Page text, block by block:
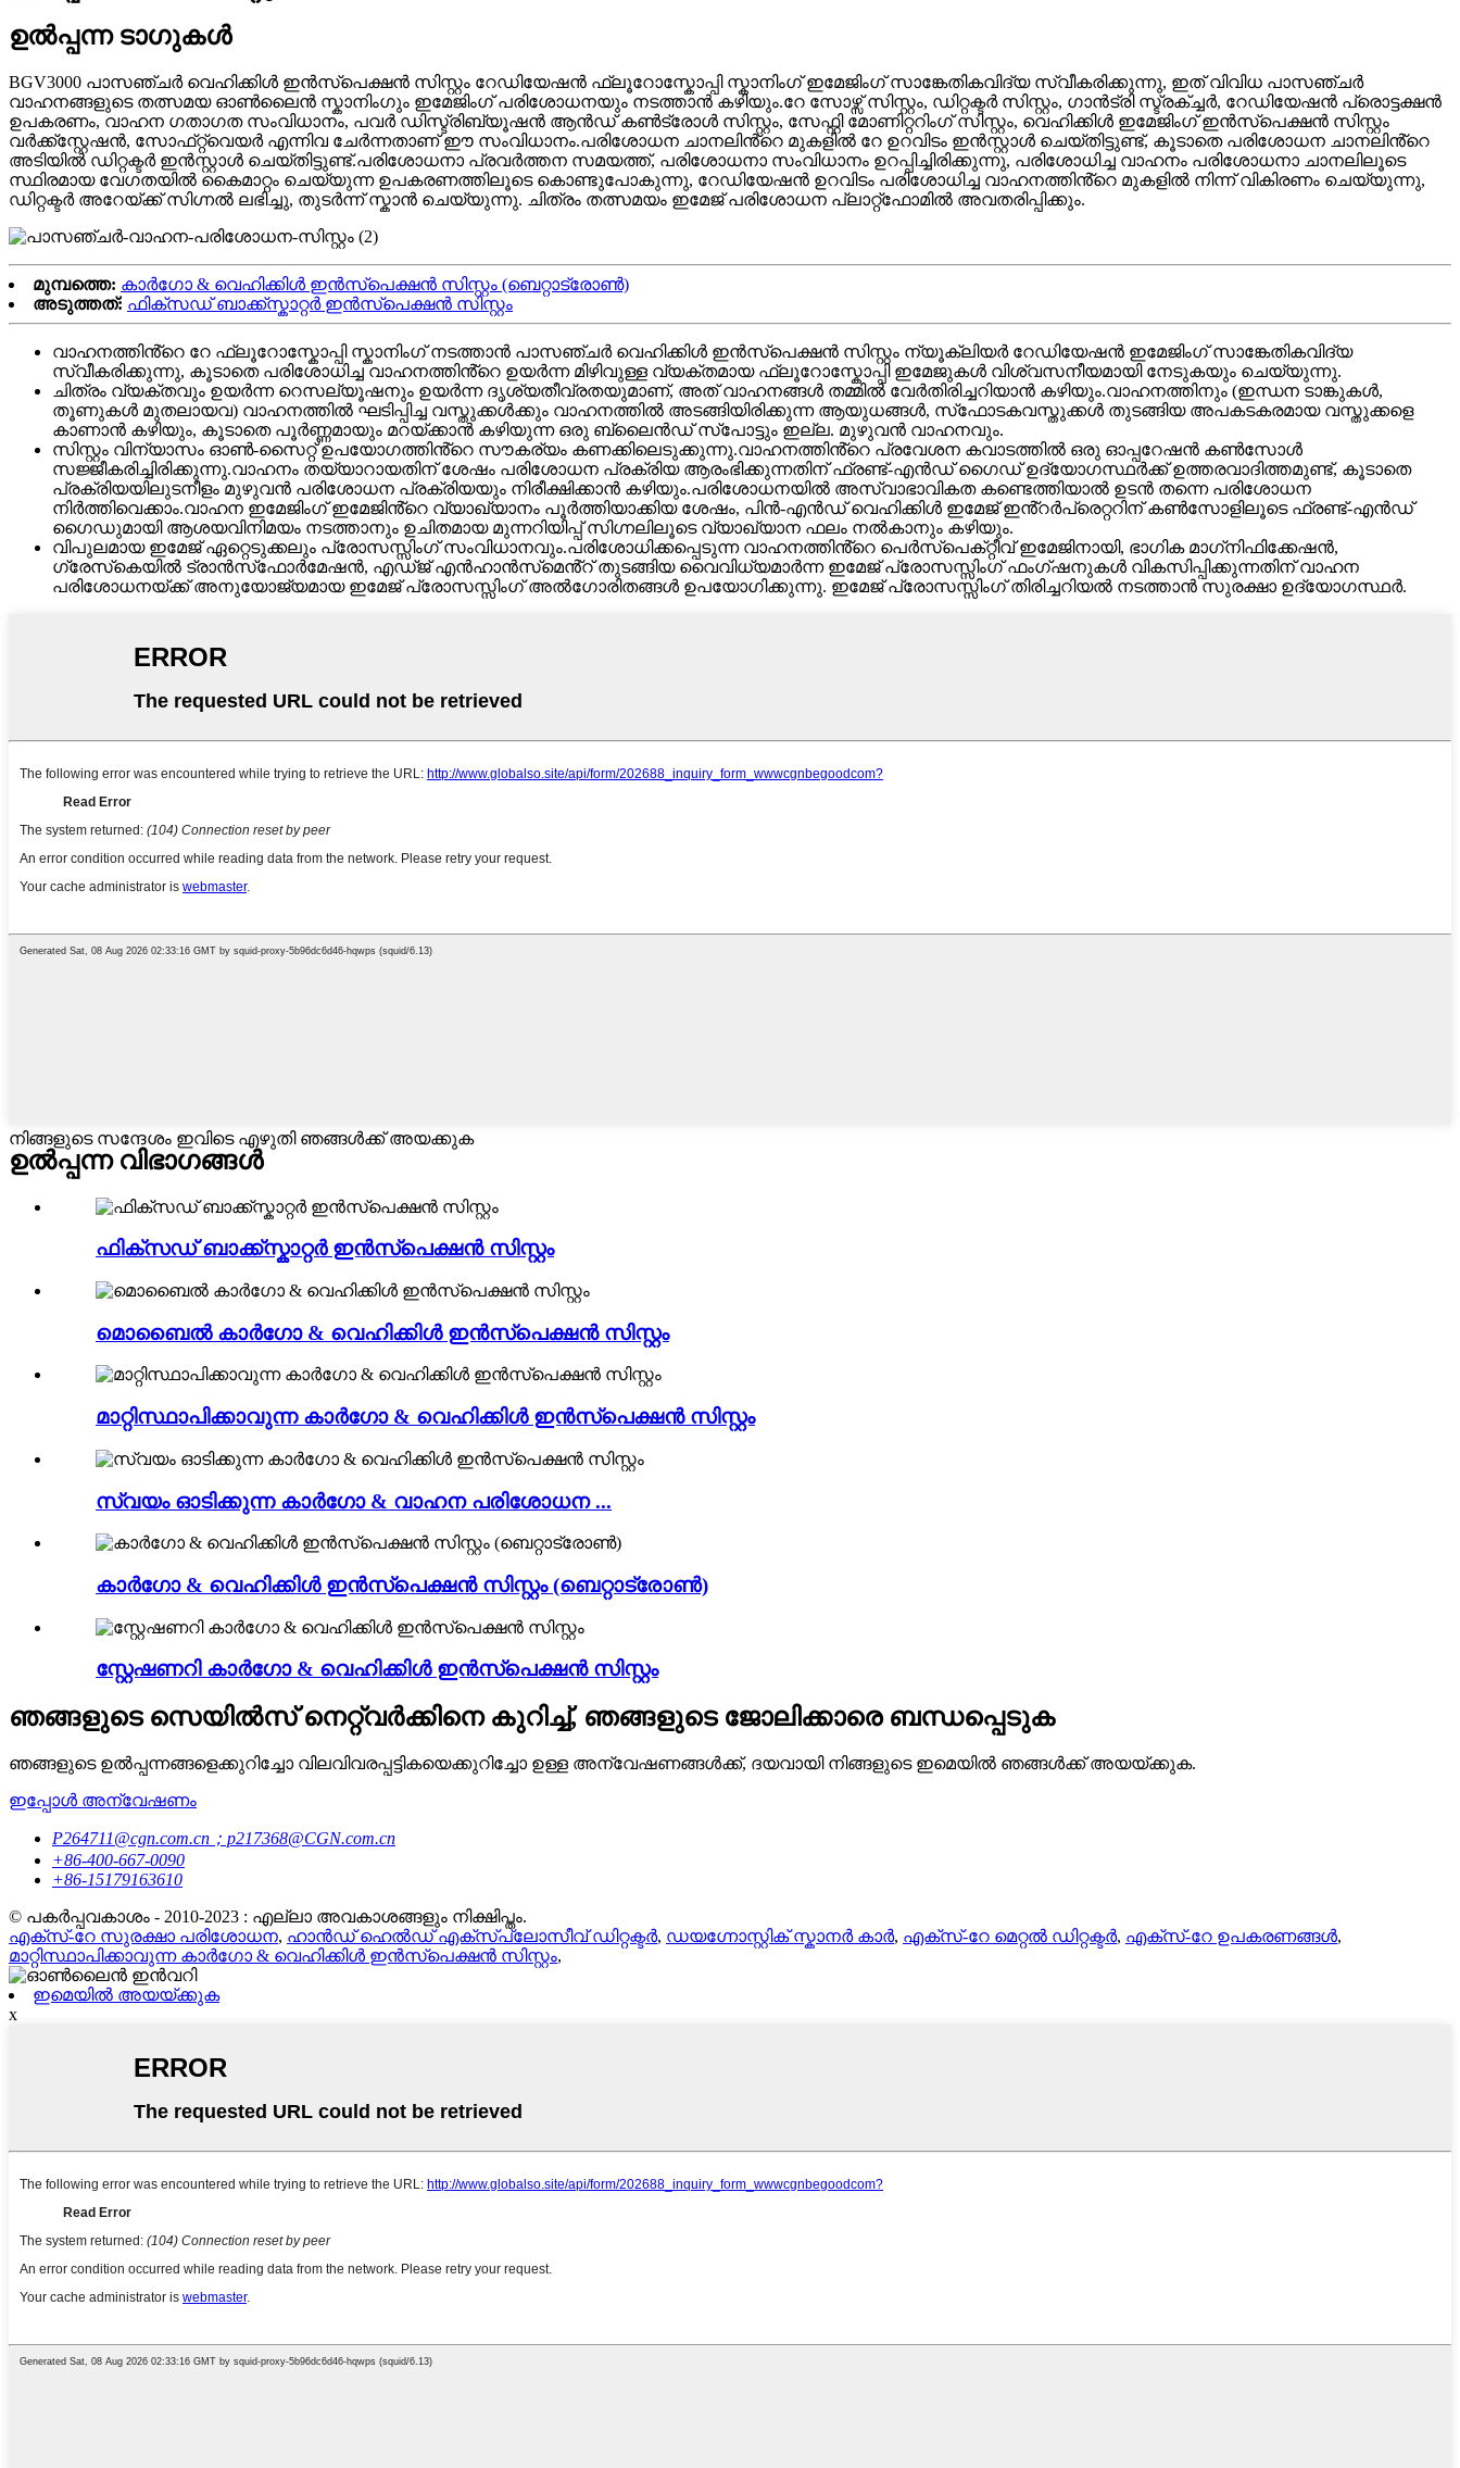
ഉൽപ്പന്ന ടാഗുകൾ
BGV3000 പാസഞ്ചർ വെഹിക്കിൾ ഇൻസ്പെക്ഷൻ സിസ്റ്റം റേഡിയേഷൻ ഫ്ലൂറോസ്കോപ്പി സ്കാനിംഗ് ഇമേജിംഗ് സാങ്കേതികവിദ്യ സ്വീകരിക്കുന്നു, ഇത് വിവിധ പാസഞ്ചർ
വാഹനങ്ങളുടെ തത്സമയ ഓൺലൈൻ സ്കാനിംഗും ഇമേജിംഗ് പരിശോധനയും നടത്താൻ കഴിയും.റേ സോഴ്സ് സിസ്റ്റം, ഡിറ്റക്ടർ സിസ്റ്റം, ഗാൻട്രി സ്ട്രക്ച്ചർ, റേഡിയേഷൻ പ്രൊട്ടക്ഷൻ
ഉപകരണം, വാഹന ഗതാഗത സംവിധാനം, പവർ ഡിസ്ട്രിബ്യൂഷൻ ആൻഡ് കൺട്രോൾ സിസ്റ്റം, സേഫ്റ്റി മോണിറ്ററിംഗ് സിസ്റ്റം, വെഹിക്കിൾ ഇമേജിംഗ് ഇൻസ്പെക്ഷൻ സിസ്റ്റം
വർക്ക്സ്റ്റേഷൻ, സോഫ്‌റ്റ്‌വെയർ എന്നിവ ചേർന്നതാണ് ഈ സംവിധാനം.പരിശോധന ചാനലിൻ്റെ മുകളിൽ റേ ഉറവിടം ഇൻസ്റ്റാൾ ചെയ്തിട്ടുണ്ട്, കൂടാതെ പരിശോധന ചാനലിൻ്റെ
അടിയിൽ ഡിറ്റക്ടർ ഇൻസ്റ്റാൾ ചെയ്തിട്ടുണ്ട്.പരിശോധനാ പ്രവർത്തന സമയത്ത്, പരിശോധനാ സംവിധാനം ഉറപ്പിച്ചിരിക്കുന്നു, പരിശോധിച്ച വാഹനം പരിശോധനാ ചാനലിലൂടെ
സ്ഥിരമായ വേഗതയിൽ കൈമാറ്റം ചെയ്യുന്ന ഉപകരണത്തിലൂടെ കൊണ്ടുപോകുന്നു, റേഡിയേഷൻ ഉറവിടം പരിശോധിച്ച വാഹനത്തിൻ്റെ മുകളിൽ നിന്ന് വികിരണം ചെയ്യുന്നു,
ഡിറ്റക്ടർ അറേയ്ക്ക് സിഗ്നൽ ലഭിച്ചു, തുടർന്ന് സ്കാൻ ചെയ്യുന്നു. ചിത്രം തത്സമയം ഇമേജ് പരിശോധന പ്ലാറ്റ്‌ഫോമിൽ അവതരിപ്പിക്കും.
മുമ്പത്തെ: കാർഗോ & വെഹിക്കിൾ ഇൻസ്പെക്ഷൻ സിസ്റ്റം (ബെറ്റാട്രോൺ)
അടുത്തത്: ഫിക്സഡ് ബാക്ക്സ്കാറ്റർ ഇൻസ്പെക്ഷൻ സിസ്റ്റം
വാഹനത്തിൻ്റെ റേ ഫ്ലൂറോസ്കോപ്പി സ്കാനിംഗ് നടത്താൻ പാസഞ്ചർ വെഹിക്കിൾ ഇൻസ്പെക്ഷൻ സിസ്റ്റം ന്യൂക്ലിയർ റേഡിയേഷൻ ഇമേജിംഗ് സാങ്കേതികവിദ്യ
സ്വീകരിക്കുന്നു, കൂടാതെ പരിശോധിച്ച വാഹനത്തിൻ്റെ ഉയർന്ന മിഴിവുള്ള വ്യക്തമായ ഫ്ലൂറോസ്കോപ്പി ഇമേജുകൾ വിശ്വസനീയമായി നേടുകയും ചെയ്യുന്നു.
ചിത്രം വ്യക്തവും ഉയർന്ന റെസല്യൂഷനും ഉയർന്ന ദൃശ്യതീവ്രതയുമാണ്, അത് വാഹനങ്ങൾ തമ്മിൽ വേർതിരിച്ചറിയാൻ കഴിയും.വാഹനത്തിനും (ഇന്ധന ടാങ്കുകൾ,
തൂണുകൾ മുതലായവ) വാഹനത്തിൽ ഘടിപ്പിച്ച വസ്തുക്കൾക്കും വാഹനത്തിൽ അടങ്ങിയിരിക്കുന്ന ആയുധങ്ങൾ, സ്‌ഫോടകവസ്തുക്കൾ തുടങ്ങിയ അപകടകരമായ വസ്തുക്കളെ
കാണാൻ കഴിയും, കൂടാതെ പൂർണ്ണമായും മറയ്ക്കാൻ കഴിയുന്ന ഒരു ബ്ലൈൻഡ് സ്പോട്ടും ഇല്ല. മുഴുവൻ വാഹനവും.
സിസ്റ്റം വിന്യാസം ഓൺ-സൈറ്റ് ഉപയോഗത്തിൻ്റെ സൗകര്യം കണക്കിലെടുക്കുന്നു.വാഹനത്തിൻ്റെ പ്രവേശന കവാടത്തിൽ ഒരു ഓപ്പറേഷൻ കൺസോൾ
സജ്ജീകരിച്ചിരിക്കുന്നു.വാഹനം തയ്യാറായതിന് ശേഷം പരിശോധന പ്രക്രിയ ആരംഭിക്കുന്നതിന് ഫ്രണ്ട്-എൻഡ് ഗൈഡ് ഉദ്യോഗസ്ഥർക്ക് ഉത്തരവാദിത്തമുണ്ട്, കൂടാതെ
പ്രക്രിയയിലുടനീളം മുഴുവൻ പരിശോധന പ്രക്രിയയും നിരീക്ഷിക്കാൻ കഴിയും.പരിശോധനയിൽ അസ്വാഭാവികത കണ്ടെത്തിയാൽ ഉടൻ തന്നെ പരിശോധന
നിർത്തിവെക്കാം.വാഹന ഇമേജിംഗ് ഇമേജിൻ്റെ വ്യാഖ്യാനം പൂർത്തിയാക്കിയ ശേഷം, പിൻ-എൻഡ് വെഹിക്കിൾ ഇമേജ് ഇൻ്റർപ്രെറ്ററിന് കൺസോളിലൂടെ ഫ്രണ്ട്-എൻഡ്
ഗൈഡുമായി ആശയവിനിമയം നടത്താനും ഉചിതമായ മുന്നറിയിപ്പ് സിഗ്നലിലൂടെ വ്യാഖ്യാന ഫലം നൽകാനും കഴിയും.
വിപുലമായ ഇമേജ് ഏറ്റെടുക്കലും പ്രോസസ്സിംഗ് സംവിധാനവും.പരിശോധിക്കപ്പെടുന്ന വാഹനത്തിൻ്റെ പെർസ്പെക്‌റ്റീവ് ഇമേജിനായി, ഭാഗിക മാഗ്‌നിഫിക്കേഷൻ,
ഗ്രേസ്‌കെയിൽ ട്രാൻസ്‌ഫോർമേഷൻ, എഡ്ജ് എൻഹാൻസ്‌മെൻ്റ് തുടങ്ങിയ വൈവിധ്യമാർന്ന ഇമേജ് പ്രോസസ്സിംഗ് ഫംഗ്‌ഷനുകൾ വികസിപ്പിക്കുന്നതിന് വാഹന
പരിശോധനയ്‌ക്ക് അനുയോജ്യമായ ഇമേജ് പ്രോസസ്സിംഗ് അൽഗോരിതങ്ങൾ ഉപയോഗിക്കുന്നു. ഇമേജ് പ്രോസസ്സിംഗ് തിരിച്ചറിയൽ നടത്താൻ സുരക്ഷാ ഉദ്യോഗസ്ഥർ.
നിങ്ങളുടെ സന്ദേശം ഇവിടെ എഴുതി ഞങ്ങൾക്ക് അയക്കുക
ഉൽപ്പന്ന വിഭാഗങ്ങൾ
ഫിക്സഡ് ബാക്ക്സ്കാറ്റർ ഇൻസ്പെക്ഷൻ സിസ്റ്റം
മൊബൈൽ കാർഗോ & വെഹിക്കിൾ ഇൻസ്പെക്ഷൻ സിസ്റ്റം
മാറ്റിസ്ഥാപിക്കാവുന്ന കാർഗോ & വെഹിക്കിൾ ഇൻസ്പെക്ഷൻ സിസ്റ്റം
സ്വയം ഓടിക്കുന്ന കാർഗോ & വാഹന പരിശോധന ...
കാർഗോ & വെഹിക്കിൾ ഇൻസ്പെക്ഷൻ സിസ്റ്റം (ബെറ്റാട്രോൺ)
സ്റ്റേഷണറി കാർഗോ & വെഹിക്കിൾ ഇൻസ്പെക്ഷൻ സിസ്റ്റം
ഞങ്ങളുടെ സെയിൽസ് നെറ്റ്‌വർക്കിനെ കുറിച്ച്, ഞങ്ങളുടെ ജോലിക്കാരെ ബന്ധപ്പെടുക
ഞങ്ങളുടെ ഉൽപ്പന്നങ്ങളെക്കുറിച്ചോ വിലവിവരപ്പട്ടികയെക്കുറിച്ചോ ഉള്ള അന്വേഷണങ്ങൾക്ക്, ദയവായി നിങ്ങളുടെ ഇമെയിൽ ഞങ്ങൾക്ക് അയയ്ക്കുക.
ഇപ്പോൾ അന്വേഷണം
P264711@cgn.com.cn；p217368@CGN.com.cn
+86-400-667-0090
+86-15179163610
© പകർപ്പവകാശം - 2010-2023 : എല്ലാ അവകാശങ്ങളും നിക്ഷിപ്തം.
എക്സ്-റേ സുരക്ഷാ പരിശോധന, ഹാൻഡ് ഹെൽഡ് എക്സ്പ്ലോസീവ് ഡിറ്റക്ടർ, ഡയഗ്നോസ്റ്റിക് സ്കാനർ കാർ, എക്സ്-റേ മെറ്റൽ ഡിറ്റക്ടർ, എക്സ്-റേ ഉപകരണങ്ങൾ,
മാറ്റിസ്ഥാപിക്കാവുന്ന കാർഗോ & വെഹിക്കിൾ ഇൻസ്പെക്ഷൻ സിസ്റ്റം,
ഇമെയിൽ അയയ്ക്കുക
x